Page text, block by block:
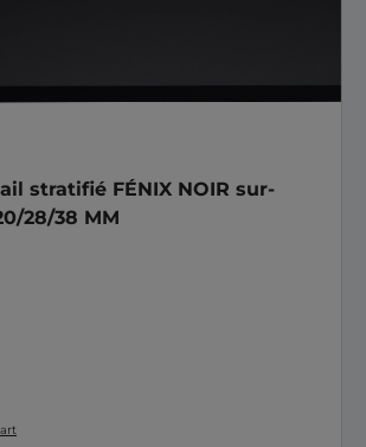
stratifié FÉNIX NOIR sur-
28/38 MM